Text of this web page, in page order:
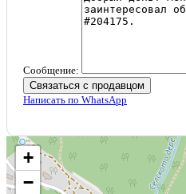
Сообщение:
Связаться с продавцом
Написать по WhatsApp
+
−